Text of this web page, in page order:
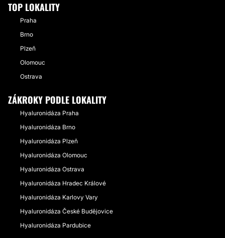
TOP LOKALITY
Praha
Brno
Plzeň
Olomouc
Ostrava
ZÁKROKY PODLE LOKALITY
Hyaluronidáza Praha
Hyaluronidáza Brno
Hyaluronidáza Plzeň
Hyaluronidáza Olomouc
Hyaluronidáza Ostrava
Hyaluronidáza Hradec Králové
Hyaluronidáza Karlovy Vary
Hyaluronidáza České Budějovice
Hyaluronidáza Pardubice